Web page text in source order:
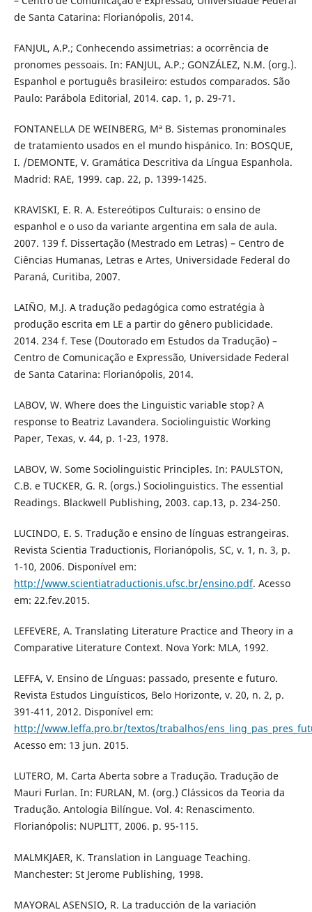
de Santa Catarina: Florianópolis, 2014.
FANJUL, A.P.; Conhecendo assimetrias: a ocorrência de
pronomes pessoais. In: FANJUL, A.P.; GONZÁLEZ, N.M. (org.).
Espanhol e português brasileiro: estudos comparados. São
Paulo: Parábola Editorial, 2014. cap. 1, p. 29-71.
FONTANELLA DE WEINBERG, Mª B. Sistemas pronominales
de tratamiento usados en el mundo hispánico. In: BOSQUE,
I. /DEMONTE, V. Gramática Descritiva da Língua Espanhola.
Madrid: RAE, 1999. cap. 22, p. 1399-1425.
KRAVISKI, E. R. A. Estereótipos Culturais: o ensino de
espanhol e o uso da variante argentina em sala de aula.
2007. 139 f. Dissertação (Mestrado em Letras) – Centro de
Ciências Humanas, Letras e Artes, Universidade Federal do
Paraná, Curitiba, 2007.
LAIÑO, M.J. A tradução pedagógica como estratégia à
produção escrita em LE a partir do gênero publicidade.
2014. 234 f. Tese (Doutorado em Estudos da Tradução) –
Centro de Comunicação e Expressão, Universidade Federal
de Santa Catarina: Florianópolis, 2014.
LABOV, W. Where does the Linguistic variable stop? A
response to Beatriz Lavandera. Sociolinguistic Working
Paper, Texas, v. 44, p. 1-23, 1978.
LABOV, W. Some Sociolinguistic Principles. In: PAULSTON,
C.B. e TUCKER, G. R. (orgs.) Sociolinguistics. The essential
Readings. Blackwell Publishing, 2003. cap.13, p. 234-250.
LUCINDO, E. S. Tradução e ensino de línguas estrangeiras.
Revista Scientia Traductionis, Florianópolis, SC, v. 1, n. 3, p.
1-10, 2006. Disponível em:
http://www.scientiatraductionis.ufsc.br/ensino.pdf. Acesso
em: 22.fev.2015.
LEFEVERE, A. Translating Literature Practice and Theory in a
Comparative Literature Context. Nova York: MLA, 1992.
LEFFA, V. Ensino de Línguas: passado, presente e futuro.
Revista Estudos Linguísticos, Belo Horizonte, v. 20, n. 2, p.
391-411, 2012. Disponível em:
http://www.leffa.pro.br/textos/trabalhos/
Acesso em: 13 jun. 2015.
LUTERO, M. Carta Aberta sobre a Tradução. Tradução de
Mauri Furlan. In: FURLAN, M. (org.) Clássicos da Teoria da
Tradução. Antologia Bilíngue. Vol. 4: Renascimento.
Florianópolis: NUPLITT, 2006. p. 95-115.
MALMKJAER, K. Translation in Language Teaching.
Manchester: St Jerome Publishing, 1998.
MAYORAL ASENSIO, R. La traducción de la variación